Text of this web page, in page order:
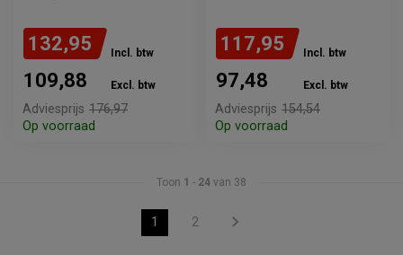
132,95 Incl. btw
109,88 Excl. btw
Adviesprijs 176,97
Op voorraad
117,95 Incl. btw
97,48 Excl. btw
Adviesprijs 154,54
Op voorraad
Toon 1 - 24 van 38
1 2